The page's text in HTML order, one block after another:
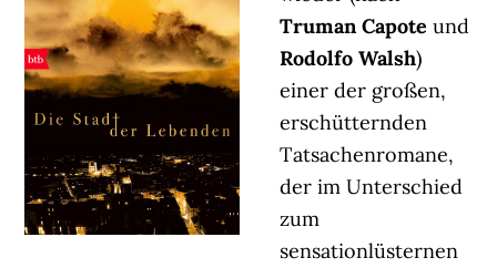
Truman Capote und
Rodolfo Walsh)
einer der großen,
erschütternden
Tatsachenromane,
der im Unterschied
zum
sensationlüsternen